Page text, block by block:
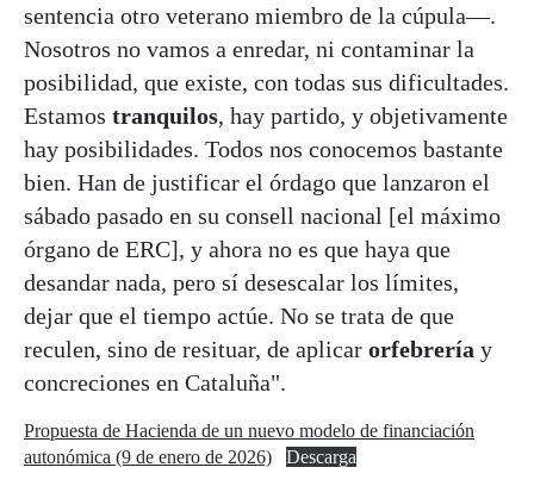
sentencia otro veterano miembro de la cúpula—.
Nosotros no vamos a enredar, ni contaminar la
posibilidad, que existe, con todas sus dificultades.
Estamos tranquilos, hay partido, y objetivamente
hay posibilidades. Todos nos conocemos bastante
bien. Han de justificar el órdago que lanzaron el
sábado pasado en su consell nacional [el máximo
órgano de ERC], y ahora no es que haya que
desandar nada, pero sí desescalar los límites,
dejar que el tiempo actúe. No se trata de que
reculen, sino de resituar, de aplicar orfebrería y
concreciones en Cataluña".
Propuesta de Hacienda de un nuevo modelo de financiación
autonómica (9 de enero de 2026)
Descarga